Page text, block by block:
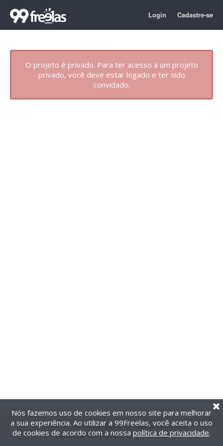
Login Cadastre-se
O projeto é privado. Para ter acesso a um projeto
privado, você deve estar logado e ter sido
convidado.
@2014-2026 99Freelas. Todos os direitos reservados.
Termos de uso| Política de privacidade
Nós fazemos uso de cookies em nosso site para melhorar
a sua experiência. Ao utilizar a 99Freelas, você aceita o uso
de cookies de acordo com a nossa política de privacidade.